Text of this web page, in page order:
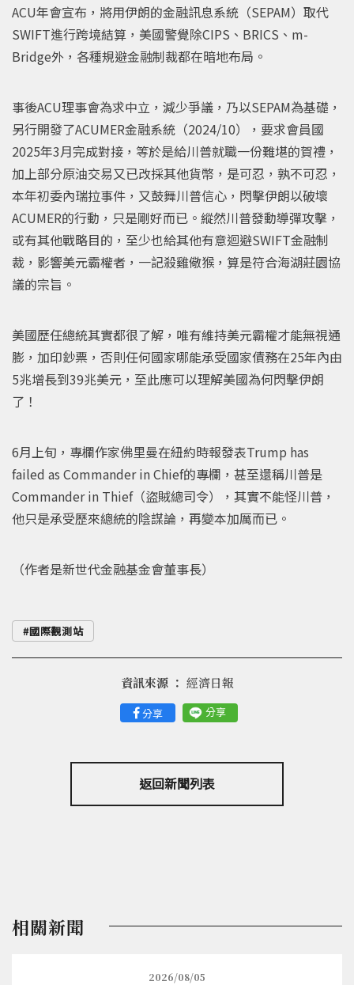
ACU年會宣布，將用伊朗的金融訊息系統（SEPAM）取代
SWIFT進行跨境結算，美國警覺除CIPS、BRICS、m-
Bridge外，各種規避金融制裁都在暗地布局。
事後ACU理事會為求中立，減少爭議，乃以SEPAM為基礎，
另行開發了ACUMER金融系統（2024/10），要求會員國
2025年3月完成對接，等於是給川普就職一份難堪的賀禮，
加上部分原油交易又已改採其他貨幣，是可忍，孰不可忍，
本年初委內瑞拉事件，又鼓舞川普信心，閃擊伊朗以破壞
ACUMER的行動，只是剛好而已。縱然川普發動導彈攻擊，
或有其他戰略目的，至少也給其他有意迴避SWIFT金融制
裁，影響美元霸權者，一記殺雞儆猴，算是符合海湖莊園協
議的宗旨。
美國歷任總統其實都很了解，唯有維持美元霸權才能無視通
膨，加印鈔票，否則任何國家哪能承受國家債務在25年內由
5兆增長到39兆美元，至此應可以理解美國為何閃擊伊朗
了！
6月上旬，專欄作家佛里曼在紐約時報發表Trump has
failed as Commander in Chief的專欄，甚至還稱川普是
Commander in Thief（盜賊總司令），其實不能怪川普，
他只是承受歷來總統的陰謀論，再變本加厲而已。
（作者是新世代金融基金會董事長）
國際觀測站
分享 分享
資訊來源 ： 經濟日報
返回新聞列表
相關新聞
2026/08/05